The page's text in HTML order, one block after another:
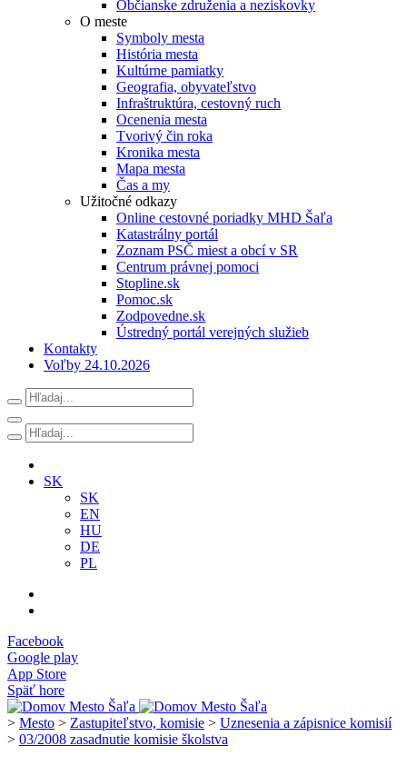
Občianske združenia a neziskovky
O meste
Symboly mesta
História mesta
Kultúrne pamiatky
Geografia, obyvateľstvo
Infraštruktúra, cestovný ruch
Ocenenia mesta
Tvorivý čin roka
Kronika mesta
Mapa mesta
Čas a my
Užitočné odkazy
Online cestovné poriadky MHD Šaľa
Katastrálny portál
Zoznam PSČ miest a obcí v SR
Centrum právnej pomoci
Stopline.sk
Pomoc.sk
Zodpovedne.sk
Ústredný portál verejných služieb
Kontakty
Voľby 24.10.2026
SK
SK
EN
HU
DE
PL
Facebook
Google play
App Store
Späť hore
> Mesto > Zastupiteľstvo, komisie > Uznesenia a zápisnice komisií
> 03/2008 zasadnutie komisie školstva